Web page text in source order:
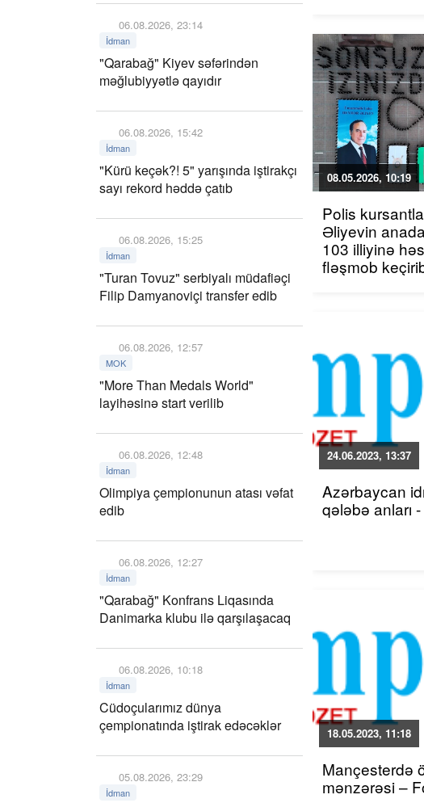
06.08.2026, 23:14
İdman
"Qarabağ" Kiyev səfərindən
məğlubiyyətlə qayıdır
06.08.2026, 15:42
İdman
"Kürü keçək?! 5" yarışında iştirakçı
sayı rekord həddə çatıb
06.08.2026, 15:25
İdman
"Turan Tovuz" serbiyalı müdafiəçi
Filip Damyanoviçi transfer edib
06.08.2026, 12:57
MOK
"More Than Medals World"
layihəsinə start verilib
06.08.2026, 12:48
İdman
Olimpiya çempionunun atası vəfat
edib
06.08.2026, 12:27
İdman
"Qarabağ" Konfrans Liqasında
Danimarka klubu ilə qarşılaşacaq
06.08.2026, 10:18
İdman
Cüdoçularımız dünya
çempionatında iştirak edəcəklər
05.08.2026, 23:29
İdman
08.05.2026, 10:19
Polis
Əliyevin
103 illiyinə
fləşmob
24.06.2023, 13:37
Azərbaycan
qələbə anları
18.05.2023, 11:18
Mançesterdə
mənzərəsi –